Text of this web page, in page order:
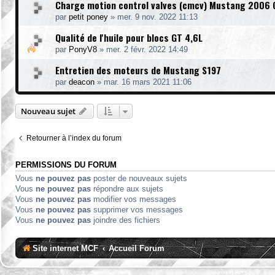
Charge motion control valves (cmcv) Mustang 2006
par petit poney » mer. 9 nov. 2022 11:13
Qualité de l'huile pour blocs GT 4,6L
par PonyV8 » mer. 2 févr. 2022 14:49
Entretien des moteurs de Mustang S197
par deacon » mar. 16 mars 2021 11:06
Nouveau sujet
Retourner à l’index du forum
PERMISSIONS DU FORUM
Vous ne pouvez pas poster de nouveaux sujets
Vous ne pouvez pas répondre aux sujets
Vous ne pouvez pas modifier vos messages
Vous ne pouvez pas supprimer vos messages
Vous ne pouvez pas joindre des fichiers
Site internet MCF Accueil Forum